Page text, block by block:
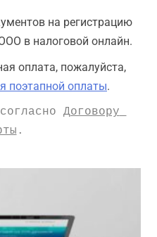
на регистрацию
в налоговой онлайн.
оплата, пожалуйста,
поэтапной оплаты.
Договору
.